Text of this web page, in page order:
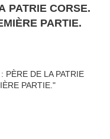
PATRIE CORSE.
LUMIÈRES. PREMIÈRE PARTIE.